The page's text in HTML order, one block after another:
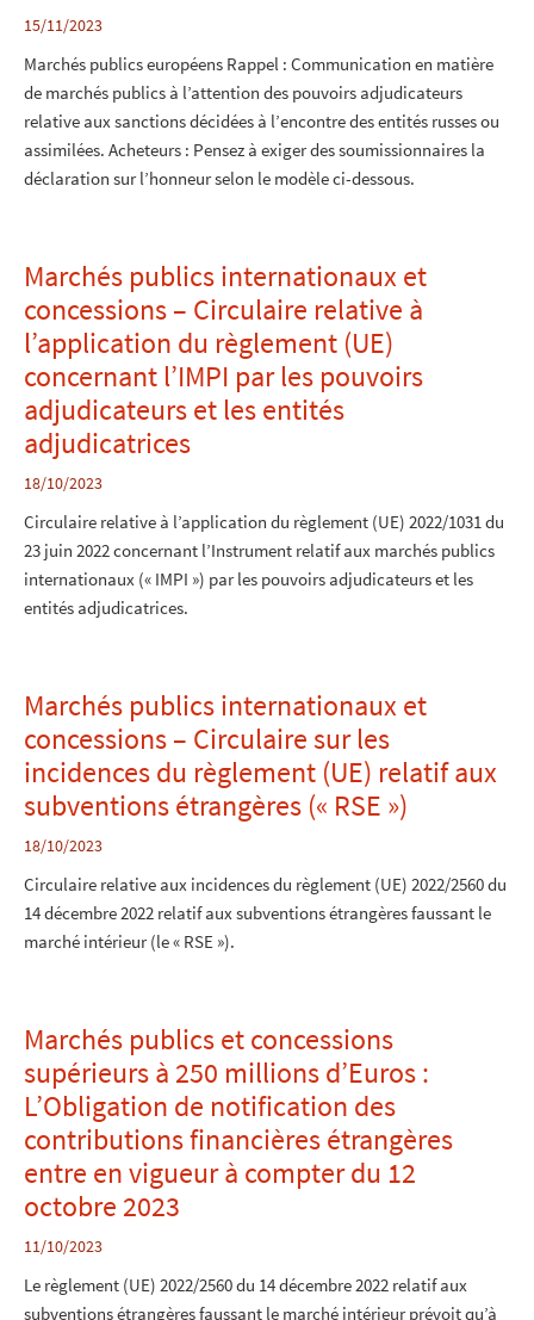
15/11/2023
Marchés publics européens Rappel : Communication en matière
de marchés publics à l’attention des pouvoirs adjudicateurs
relative aux sanctions décidées à l’encontre des entités russes ou
assimilées. Acheteurs : Pensez à exiger des soumissionnaires la
déclaration sur l’honneur selon le modèle ci-dessous.
Marchés publics internationaux et
concessions – Circulaire relative à
l’application du règlement (UE)
concernant l’IMPI par les pouvoirs
adjudicateurs et les entités
adjudicatrices
18/10/2023
Circulaire relative à l’application du règlement (UE) 2022/1031 du
23 juin 2022 concernant l’Instrument relatif aux marchés publics
internationaux (« IMPI ») par les pouvoirs adjudicateurs et les
entités adjudicatrices.
Marchés publics internationaux et
concessions – Circulaire sur les
incidences du règlement (UE) relatif aux
subventions étrangères (« RSE »)
18/10/2023
Circulaire relative aux incidences du règlement (UE) 2022/2560 du
14 décembre 2022 relatif aux subventions étrangères faussant le
marché intérieur (le « RSE »).
Marchés publics et concessions
supérieurs à 250 millions d’Euros :
L’Obligation de notification des
contributions financières étrangères
entre en vigueur à compter du 12
octobre 2023
11/10/2023
Le règlement (UE) 2022/2560 du 14 décembre 2022 relatif aux
subventions étrangères faussant le marché intérieur prévoit qu’à